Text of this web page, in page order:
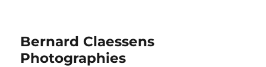
Bernard Claessens
Photographies